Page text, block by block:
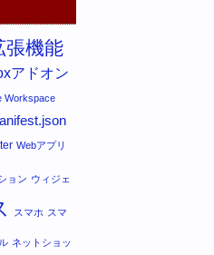
張機能
アドオン
Workspace
Webアプリ
ョン ウィジェ
スマホ スマ
ネットショッ